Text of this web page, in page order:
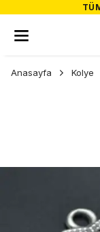
Anasayfa Kolye